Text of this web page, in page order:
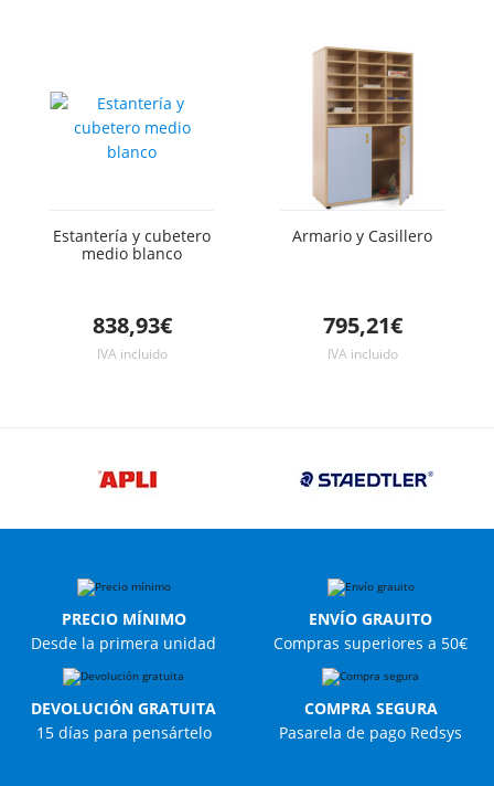
Estantería y cubetero
medio blanco
838,93€
IVA incluido
Armario y Casillero
795,21€
IVA incluido
PRECIO MÍNIMO
Desde la primera unidad
ENVÍO GRAUITO
Compras superiores a 50€
DEVOLUCIÓN GRATUITA
15 días para pensártelo
COMPRA SEGURA
Pasarela de pago Redsys